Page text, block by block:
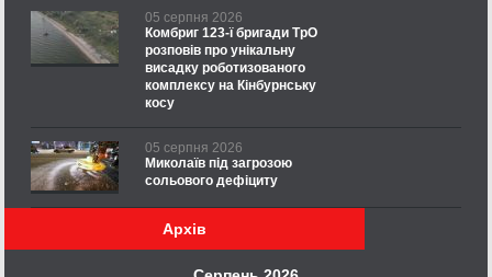
05 серпня 2026
Комбриг 123-ї бригади ТрО
розповів про унікальну
висадку роботизованого
комплексу на Кінбурнську
косу
05 серпня 2026
Миколаїв під загрозою
сольового дефіциту
Архів